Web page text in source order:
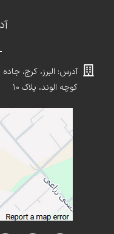
آدرس: البرز، کرج،
کوچه الوند، پلاک ۱۰